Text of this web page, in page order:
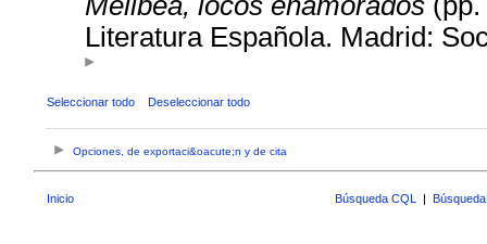
Literatura Española. Madrid:
Seleccionar todo Deseleccionar todo
Opciones, de exportaci&oacute;n y de cita
Inicio Búsqueda CQL |